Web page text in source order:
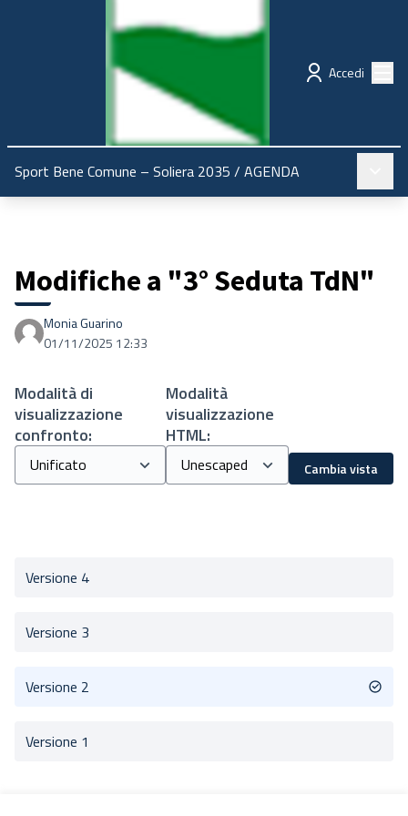
Regione Emilia-Romagna Partecipazione
Accedi
Sport Bene Comune – Soliera 2035 / AGENDA
Modifiche a "3° Seduta TdN"
Monia Guarino
01/11/2025 12:33
Modalità di
visualizzazione
confronto:
Modalità
visualizzazione
HTML:
Cambia vista
Versione 4
Versione 3
Versione 2
Versione 1